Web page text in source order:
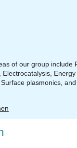
of our group include
plasmonics,